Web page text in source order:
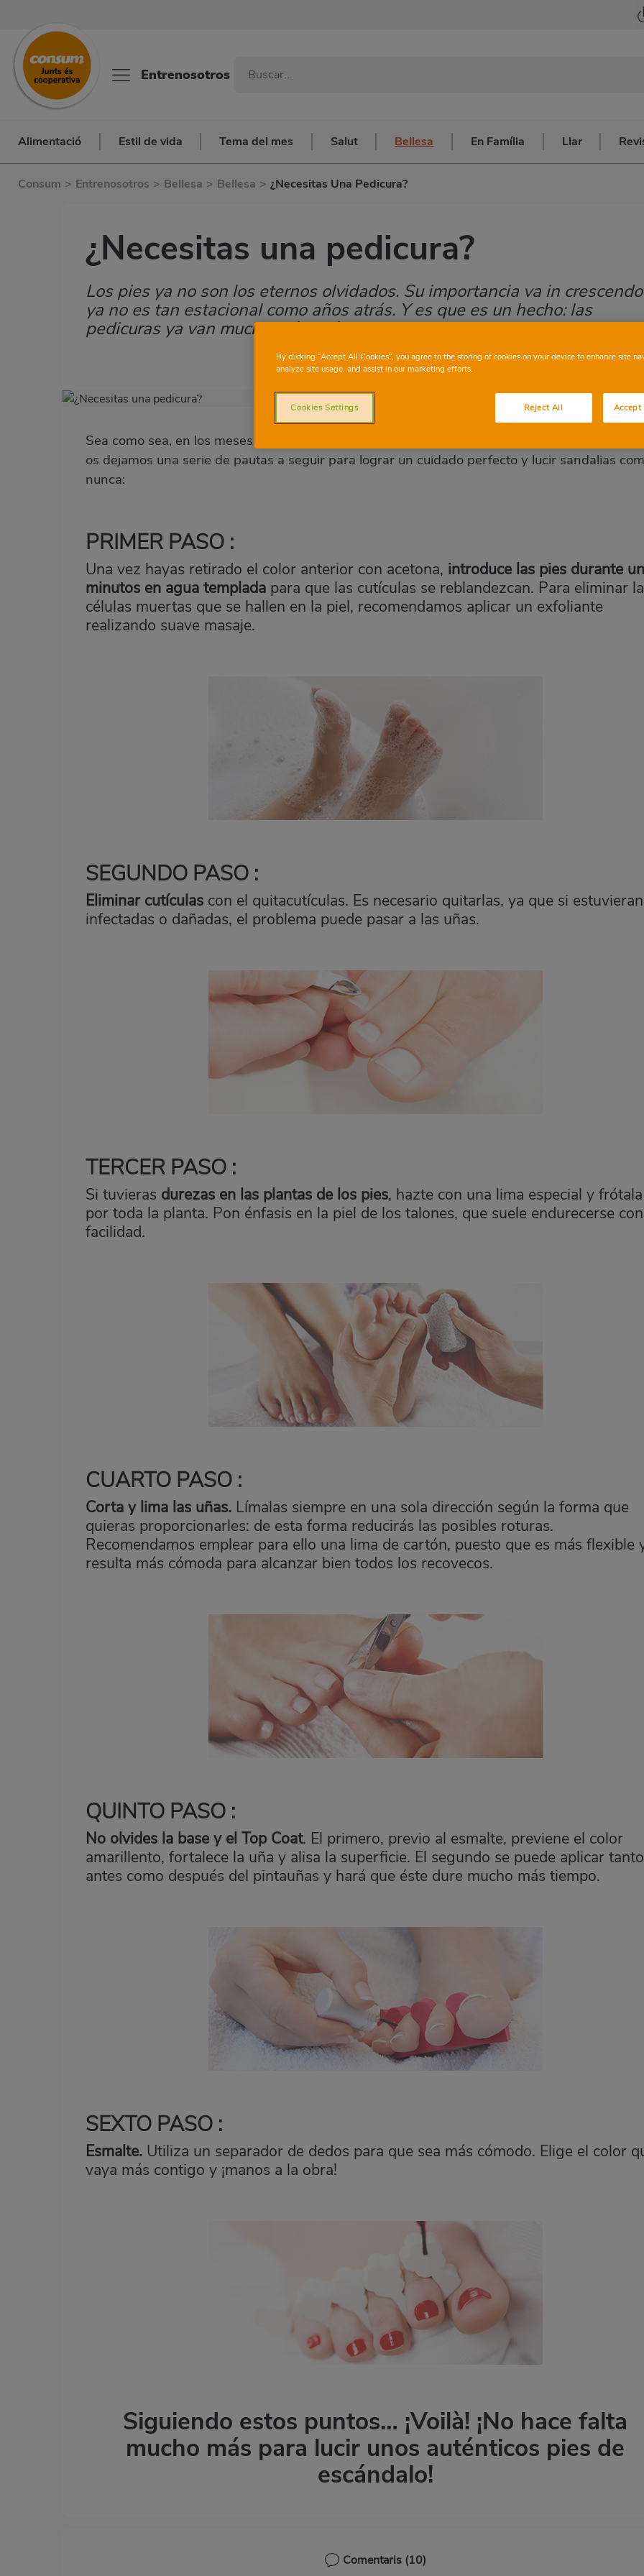
Entrenosotros
Alimentació Estil de vida Tema del mes Salut Bellesa En Família Llar
Consum > Entrenosotros > Bellesa > Bellesa > ¿Necesitas Una Pedicura?
¿Necesitas una pedicura?
Subtítulo
Los pies ya no son los eternos olvidados. Su importancia va in
ya no es tan estacional como años atrás. Y es que es un hecho: las
pedicuras ya van mucho más allá del verano.
Imagen
Body
Sea como sea, en los meses estivales cuidamos más del aspecto de nuestros pies. Por ello,
os dejamos una serie de pautas a seguir para lograr un cuidado perfecto y lucir sandalias
nunca:
PRIMER PASO :
Una vez hayas retirado el color anterior con acetona, introduce las pies durante
minutos en agua templada para que las cutículas se reblandezcan. Para eliminar
células muertas que se hallen en la piel, recomendamos aplicar un exfoliante
realizando suave masaje.
SEGUNDO PASO :
Eliminar cutículas con el quitacutículas. Es necesario quitarlas, ya que si estuvieran
infectadas o dañadas, el problema puede pasar a las uñas.
TERCER PASO :
Si tuvieras durezas en las plantas de los pies, hazte con una lima especial y frótala
por toda la planta. Pon énfasis en la piel de los talones, que suele endurecerse con
facilidad.
CUARTO PASO :
Corta y lima las uñas. Límalas siempre en una sola dirección según la forma que
quieras proporcionarles: de esta forma reducirás las posibles roturas.
Recomendamos emplear para ello una lima de cartón, puesto que es más flexible
resulta más cómoda para alcanzar bien todos los recovecos.
QUINTO PASO :
No olvides la base y el Top Coat. El primero, previo al esmalte, previene el color
amarillento, fortalece la uña y alisa la superficie. El segundo se puede aplicar tanto
antes como después del pintauñas y hará que éste dure mucho más tiempo.
SEXTO PASO :
Esmalte. Utiliza un separador de dedos para que sea más cómodo. Elige el color
vaya más contigo y ¡manos a la obra!
Siguiendo estos puntos… ¡Voilà! ¡No hace falta
mucho más para lucir unos auténticos pies de
escándalo!
Comentaris (10)
By clicking “Accept All Cookies”, you agree to the storing of cookies on your device to enhance site
analyze site usage, and assist in our marketing efforts.
Reject All Accept
Cookies Settings